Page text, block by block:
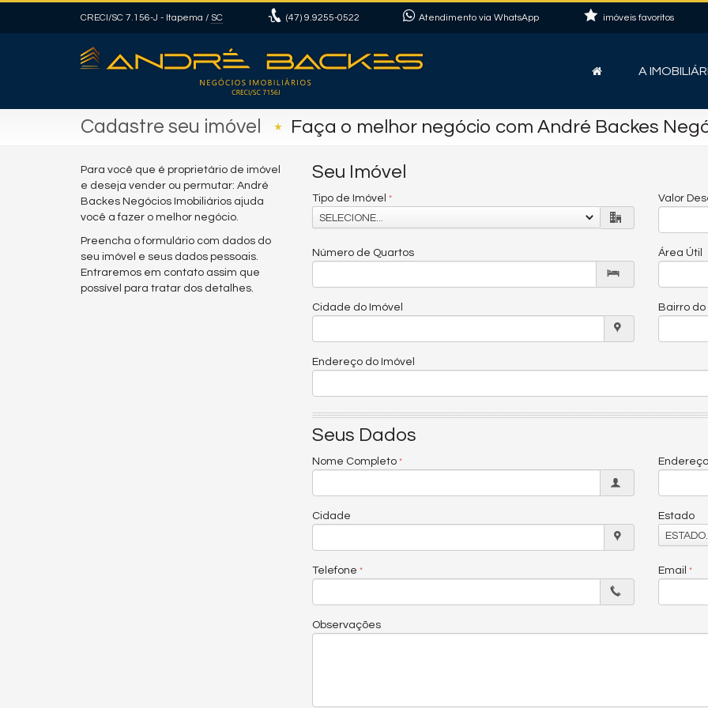
CRECI/SC 7.156-J - Itapema / SC (47) 9.9255-0522 Atendimento via WhatsApp imóveis favoritos
A
Cadastre seu imóvel Faça o melhor negócio com André Backes
Para você que é proprietário de imóvel
e deseja vender ou permutar: André
Backes Negócios Imobiliários ajuda
você a fazer o melhor negócio.
Preencha o formulário com dados do
seu imóvel e seus dados pessoais.
Entraremos em contato assim que
possível para tratar dos detalhes.
Seu Imóvel
Tipo de Imóvel
SELECIONE...
Valor
Número de Quartos Área Útil
Cidade do Imóvel Bairro
Endereço do Imóvel
Seus Dados
Nome Completo
Cidade
Estado
Telefone Email
Observações